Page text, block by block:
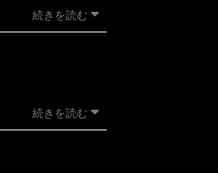
続きを読む
続きを読む